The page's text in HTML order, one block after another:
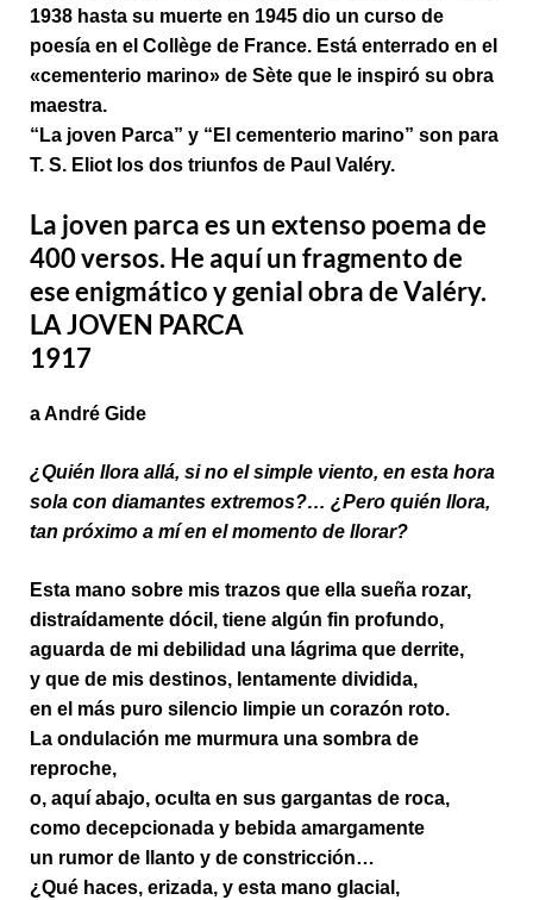
1938 hasta su muerte en 1945 dio un curso de
poesía en el Collège de France. Está enterrado en el
«cementerio marino» de Sète que le inspiró su obra
maestra.
“La joven Parca” y “El cementerio marino” son para
T. S. Eliot los dos triunfos de Paul Valéry.
La joven parca es un extenso poema de
400 versos. He aquí un fragmento de
ese enigmático y genial obra de Valéry.
LA JOVEN PARCA
1917
a André Gide
¿Quién llora allá, si no el simple viento, en esta hora
sola con diamantes extremos?… ¿Pero quién llora,
tan próximo a mí en el momento de llorar?
Esta mano sobre mis trazos que ella sueña rozar,
distraídamente dócil, tiene algún fin profundo,
aguarda de mi debilidad una lágrima que derrite,
y que de mis destinos, lentamente dividida,
en el más puro silencio limpie un corazón roto.
La ondulación me murmura una sombra de
reproche,
o, aquí abajo, oculta en sus gargantas de roca,
como decepcionada y bebida amargamente
un rumor de llanto y de constricción…
¿Qué haces, erizada, y esta mano glacial,